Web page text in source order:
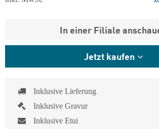
In einer Filiale
Jetzt kaufen
Inklusive Lieferung
Inklusive Gravur
Inklusive Etui